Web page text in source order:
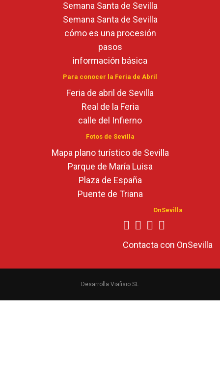
Semana Santa de Sevilla
Semana Santa de Sevilla
cómo es una procesión
pasos
información básica
Para conocer la Feria de Abril
Feria de abril de Sevilla
Real de la Feria
calle del Infierno
Fotos de Sevilla
Mapa plano turístico de Sevilla
Parque de María Luisa
Plaza de España
Puente de Triana
OnSevilla
Contacta con OnSevilla
Desarrolla Viafisio SL